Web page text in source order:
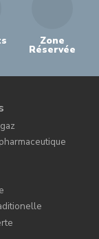
Zone
Réservée